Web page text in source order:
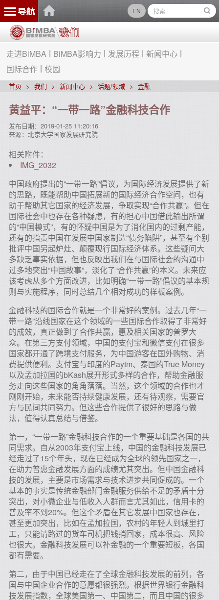
EN
走进BiMBA BiMBA影响力 发展历程
新闻中心
国际合作
校园
首页 我们 新闻中心 话题/领域 金融
黄益平：“一带一路”金融科技合作
发布日期： 2019-01-25 11:20:16
来源： 北京大学国家发展研究院
相关附件：
IMG_2032
中国政府提出的“一带一路”倡议，为国际经济发展提供了新
的思路，既能帮助中国拓展新的国际经济合作空间，也有
助于帮助其它国家的经济发展，争取实现“合作共赢”。但在
国际社会中也存在各种疑虑，有的担心中国借此输出所谓
的“中国模式”，有的怀疑中国是为了消化国内的过剩产能，
还有的指责中国在发展中国家制造“债务陷阱”，甚至有个别
批评中国另起炉灶、颠覆现行国际经济体系。这些疑问大
多缺乏事实依据，但也反映出我们在与国际社会的沟通中
过多地突出“中国故事”，淡化了“合作共赢”的本义。未来应
该考虑从多个方面改进，比如明确“一带一路”倡议的基本规
则与实施程序，同时总结几个相对成功的样板案例。
金融科技的国际合作就是一个非常好的案例。过去几年“一
带一路”沿线国家在这个领域的一些国际合作取得了非常好
的成效，真正做到了合作共赢，惠及相关国家的普罗大
众。在第三方支付领域，中国的支付宝和微信支付在很多
国家都开通了跨境支付服务，为中国游客在国外购物、消
费提供便利。支付宝与印度的Paytm、泰国的True Money
以及孟加拉国的bKash展开形式多样的合作，帮助金融服
务走向这些国家的角角落落。当然，这个领域的合作也才
刚刚开始，未来能否持续健康发展，还有待观察，需要官
方与民间共同努力。但这些合作提供了很好的思路与做
法，值得认真总结与借鉴。
第一，“一带一路”金融科技合作的一个重要基础是各国的共
同需求。自从2003年支付宝上线，中国的金融科技发展已
经走过了15个年头，现在已经成为全球的领先国家之一，
在助力普惠金融发展方面的成绩尤其突出。但中国金融科
技的发展，主要是市场需求与技术进步共同促成的。一个
基本的事实是传统金融部门金融服务供给不足的矛盾十分
突出，对小微企业与低收入人群而言尤其如此，信用卡的
普及率不到20%。但这个矛盾在其它发展中国家也存在，
甚至更加突出，比如在孟加拉国，农村的年轻人到城里打
工，只能请路过的货车司机把钱捎回家，成本很高、风险
也很大。金融科技发展可以补金融的一个重要短板，各国
都有需要。
第二，由于中国已经走在了全球金融科技发展的前列，各
国与中国企业合作的意愿都很强烈。根据世界银行金融科
技发展指数，全球美国第一、中国第二，而且中国的很多